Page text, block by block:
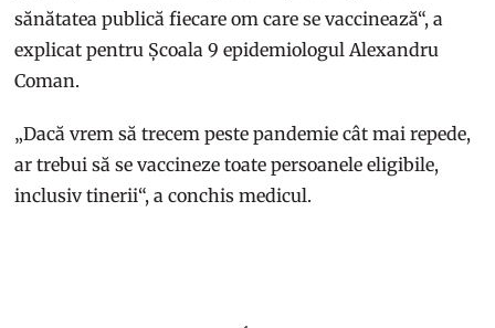
sănătatea publică fiecare om care se vaccinează“, a
explicat pentru Școala 9 epidemiologul Alexandru
Coman.
„Dacă vrem să trecem peste pandemie cât mai repede,
ar trebui să se vaccineze toate persoanele eligibile,
inclusiv tinerii“, a conchis medicul.